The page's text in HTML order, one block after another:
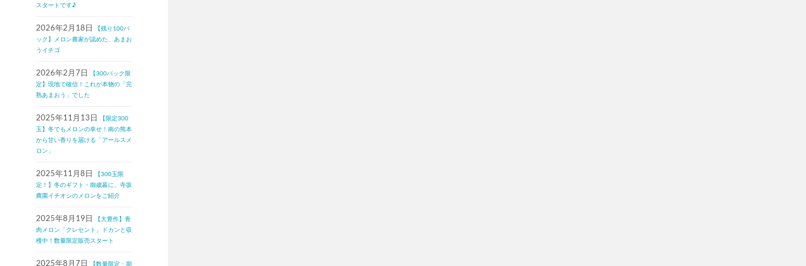
スタートです♪
2026年2月18日
【残り100パ
ック】メロン農家が認めた、あまお
うイチゴ
2026年2月7日
【300パック限
定】現地で確信！これが本物の「完
熟あまおう」でした
2025年11月13日
【限定300
玉】冬でもメロンの幸せ！南の熊本
から甘い香りを届ける「アールスメ
ロン」
2025年11月8日
【300玉限
定！】冬のギフト・御歳暮に、寺坂
農園イチオシのメロンをご紹介
2025年8月19日
【大豊作】青
肉メロン「クレセント」ドカンと収
穫中！数量限定販売スタート
2025年8月7日 【数量限定・期